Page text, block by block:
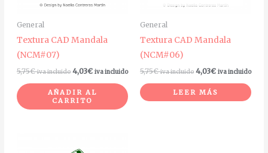
General
Textura CAD Mandala
(NCM#07)
5,75€ iva incluido 4,03€ iva incluido
AÑADIR AL
CARRITO
General
Textura CAD Mandala
(NCM#06)
5,75€ iva incluido 4,03€ iva incluido
LEER MÁS